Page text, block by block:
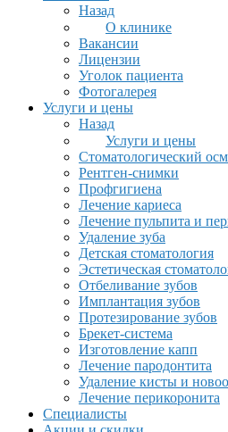
Назад
О клинике
Вакансии
Лицензии
Уголок пациента
Фотогалерея
Услуги и цены
Назад
Услуги и цены
Стоматологический
Рентген-снимки
Профгигиена
Лечение кариеса
Лечение пульпита и
Удаление зуба
Детская стоматология
Эстетическая
Отбеливание зубов
Имплантация зубов
Протезирование зубов
Брекет-система
Изготовление капп
Лечение пародонтита
Удаление кисты и
Лечение перикоронита
Специалисты